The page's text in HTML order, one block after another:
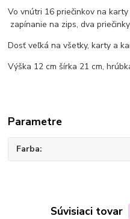
Vo vnútri 16 priečinkov na
zapínanie na zips, dva
Dosť veľká na všetky, karty a
Výška 12 cm šírka 21 cm,
Parametre
Farba
Súvisiaci tovar